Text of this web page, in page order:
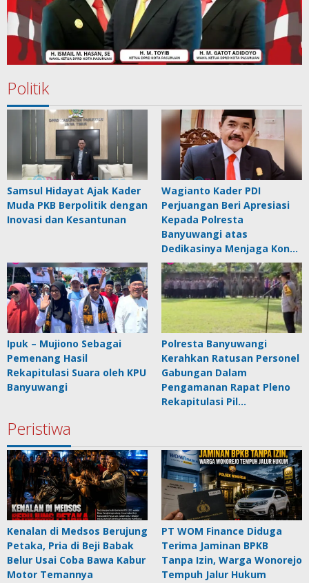
Politik
Samsul Hidayat Ajak Kader
Muda PKB Berpolitik dengan
Inovasi dan Kesantunan
Wagianto Kader PDI
Perjuangan Beri Apresiasi
Kepada Polresta
Banyuwangi atas
Dedikasinya Menjaga Kon…
Ipuk – Mujiono Sebagai
Pemenang Hasil
Rekapitulasi Suara oleh KPU
Banyuwangi
Polresta Banyuwangi
Kerahkan Ratusan Personel
Gabungan Dalam
Pengamanan Rapat Pleno
Rekapitulasi Pil…
Peristiwa
Kenalan di Medsos Berujung
Petaka, Pria di Beji Babak
Belur Usai Coba Bawa Kabur
Motor Temannya
PT WOM Finance Diduga
Terima Jaminan BPKB
Tanpa Izin, Warga Wonorejo
Tempuh Jalur Hukum